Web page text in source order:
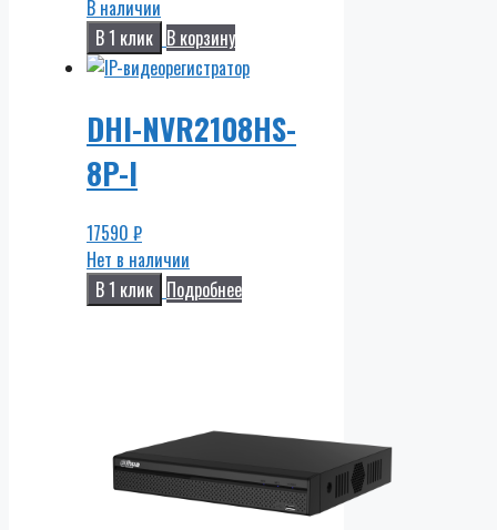
В наличии
В 1 клик В корзину
DHI-NVR2108HS-
8P-I
17590 ₽
Нет в наличии
В 1 клик Подробнее